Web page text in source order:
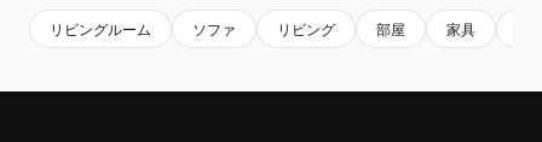
リビングルーム ソファ リビング 部屋 家具